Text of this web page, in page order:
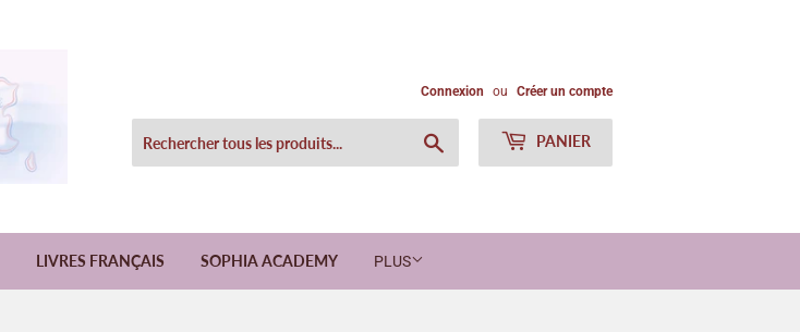
Connexion ou Créer un compte
Chercher PANIER
LIVRES FRANÇAIS SOPHIA ACADEMY PLUS